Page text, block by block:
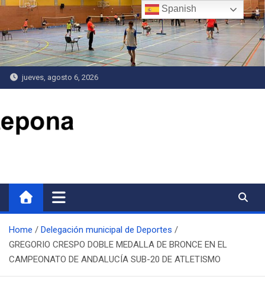
Saltar
contenido
jueves, agosto 6, 2026
Home
Delegación municipal de Deportes
GREGORIO CRESPO DOBLE MEDALLA DE BRONCE EN EL
CAMPEONATO DE ANDALUCÍA SUB-20 DE ATLETISMO
Spanish